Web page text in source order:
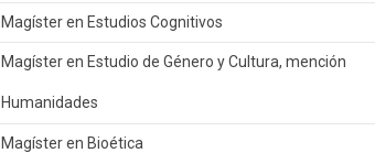
Magíster en Estudios Cognitivos
Magíster en Estudio de Género y Cultura, mención
Humanidades
Magíster en Bioética